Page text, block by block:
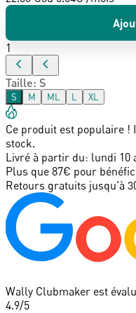
1
Taille: S
S M ML L XL
Ce produit est populaire
stock.
Livré à partir du: lundi 10
Plus que 87€ pour
Retours gratuits jusqu'à
Wally Clubmaker est
4.9/5